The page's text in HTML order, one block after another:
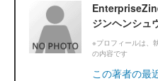
ジンヘンシュ
※プロフィールは、
の内容です
この著者の最